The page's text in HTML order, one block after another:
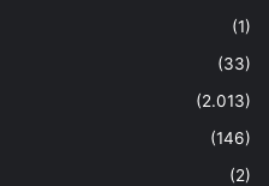
(1)
(33)
(2.013)
(146)
(2)